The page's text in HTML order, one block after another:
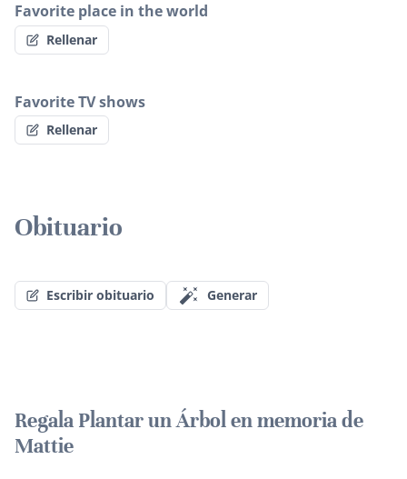
Favorite place in the world
Rellenar
Favorite TV shows
Rellenar
Obituario
Escribir obituario Generar
Regala Plantar un Árbol en memoria de
Mattie